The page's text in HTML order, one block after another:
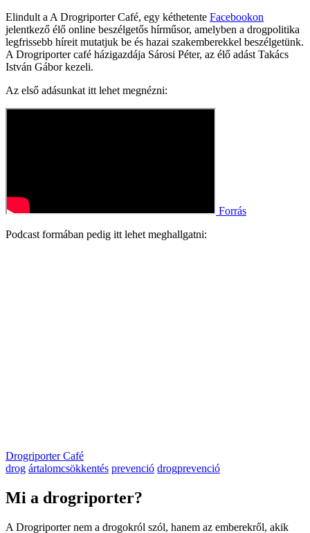
Elindult a A Drogriporter Café, egy kéthetente Facebookon
jelentkező élő online beszélgetős hírműsor, amelyben a drogpolitika
legfrissebb híreit mutatjuk be és hazai szakemberekkel beszélgetünk.
A Drogriporter café házigazdája Sárosi Péter, az élő adást Takács
István Gábor kezeli.
Az első adásunkat itt lehet megnézni:
Forrás
Podcast formában pedig itt lehet meghallgatni:
Drogriporter Café
drog ártalomcsökkentés prevenció drogprevenció
Mi a drogriporter?
A Drogriporter nem a drogokról szól, hanem az emberekről, akik